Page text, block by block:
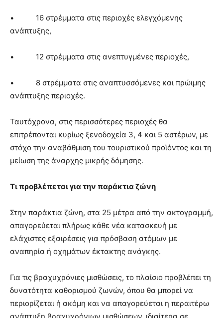
• 16 στρέμματα στις περιοχές ελεγχόμενης
ανάπτυξης,
• 12 στρέμματα στις ανεπτυγμένες περιοχές,
• 8 στρέμματα στις αναπτυσσόμενες και πρώιμης
ανάπτυξης περιοχές.
Ταυτόχρονα, στις περισσότερες περιοχές θα
επιτρέπονται κυρίως ξενοδοχεία 3, 4 και 5 αστέρων, με
στόχο την αναβάθμιση του τουριστικού προϊόντος και τη
μείωση της άναρχης μικρής δόμησης.
Τι προβλέπεται για την παράκτια ζώνη
Στην παράκτια ζώνη, στα 25 μέτρα από την ακτογραμμή,
απαγορεύεται πλήρως κάθε νέα κατασκευή με
ελάχιστες εξαιρέσεις για πρόσβαση ατόμων με
αναπηρία ή οχημάτων έκτακτης ανάγκης.
Για τις βραχυχρόνιες μισθώσεις, το πλαίσιο προβλέπει τη
δυνατότητα καθορισμού ζωνών, όπου θα μπορεί να
περιορίζεται ή ακόμη και να απαγορεύεται η περαιτέρω